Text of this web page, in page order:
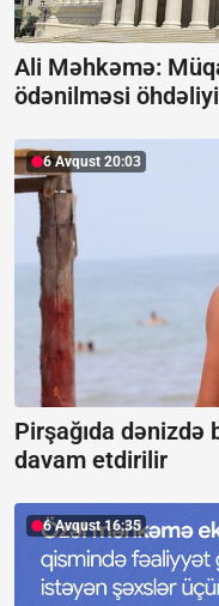
Ali Məhkəmə:
ödənilməsi
6 Avqust 20:03
Pirşağıda dənizdə
davam etdirilir
6 Avqust 16:35